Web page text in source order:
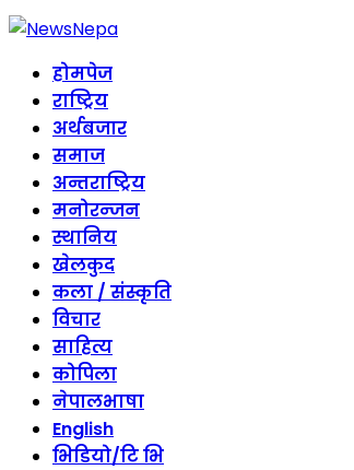
होमपेज
राष्ट्रिय
अर्थबजार
समाज
अन्तराष्ट्रिय
मनोरन्जन
स्थानिय
खेलकुद
कला / संस्कृति
विचार
साहित्य
कोपिला
नेपालभाषा
English
भिडियो/टि भि